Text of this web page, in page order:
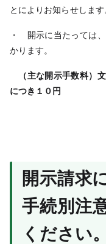
とによりお知らせします
・ 開示に当たっては
かります。
（主な開示手数料）
につき１０円
開示請求
手続別注
ください。